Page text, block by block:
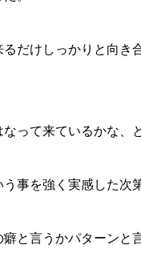
だけしっかりと向き
って来ているかな、
事を強く実感した次
癖と言うかパターンと